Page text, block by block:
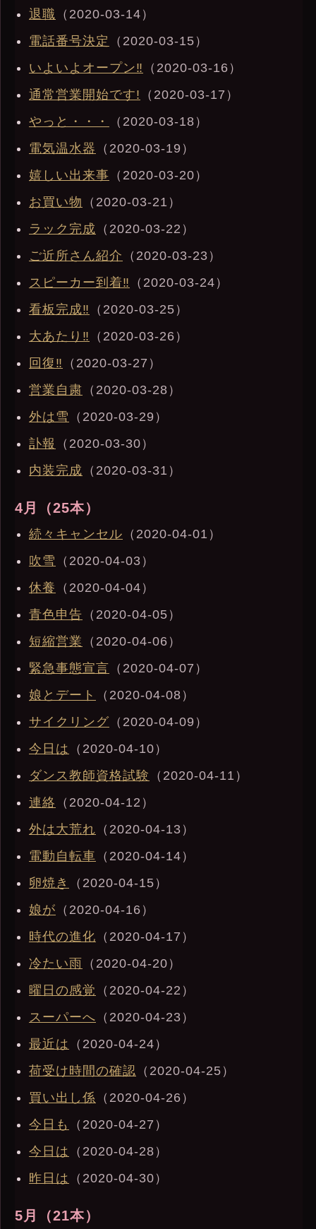
退職 （2020-03-14）
電話番号決定
（2020-03-15）
いよいよオープン‼︎ （2020-03-16）
通常営業開始です! （2020-03-17）
やっと・・・
（2020-03-18）
電気温水器 （2020-03-19）
嬉しい出来事 （2020-03-20）
お買い物 （2020-03-21）
ラック完成 （2020-03-22）
ご近所さん紹介 （2020-03-23）
スピーカー到着‼︎ （2020-03-24）
看板完成‼︎ （2020-03-25）
大あたり‼︎ （2020-03-26）
回復‼︎ （2020-03-27）
営業自粛 （2020-03-28）
外は雪 （2020-03-29）
訃報
（2020-03-30）
内装完成 （2020-03-31）
4月（25本）
続々キャンセル （2020-04-01）
吹雪 （2020-04-03）
休養 （2020-04-04）
青色申告 （2020-04-05）
短縮営業 （2020-04-06）
緊急事態宣言 （2020-04-07）
娘とデート
（2020-04-08）
サイクリング （2020-04-09）
今日は （2020-04-10）
ダンス教師資格試験 （2020-04-11）
連絡 （2020-04-12）
外は大荒れ （2020-04-13）
電動自転車 （2020-04-14）
卵焼き
（2020-04-15）
娘が （2020-04-16）
時代の進化 （2020-04-17）
冷たい雨
（2020-04-20）
曜日の感覚 （2020-04-22）
スーパーへ （2020-04-23）
最近は （2020-04-24）
荷受け時間の確認 （2020-04-25）
買い出し係 （2020-04-26）
今日も
（2020-04-27）
今日は （2020-04-28）
昨日は （2020-04-30）
5月（21本）